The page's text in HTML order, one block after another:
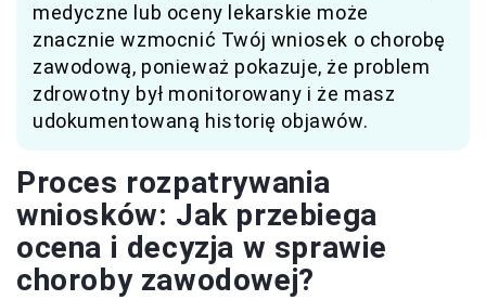
medyczne lub oceny lekarskie może
znacznie wzmocnić Twój wniosek o chorobę
zawodową, ponieważ pokazuje, że problem
zdrowotny był monitorowany i że masz
udokumentowaną historię objawów.
Proces rozpatrywania
wniosków: Jak przebiega
ocena i decyzja w sprawie
choroby zawodowej?